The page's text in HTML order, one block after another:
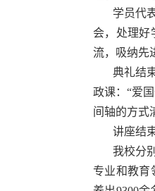
学员代
会，处理好
流，吸纳先
典礼结
政课：“爱
间轴的方式
讲座结
我校分
专业和教育